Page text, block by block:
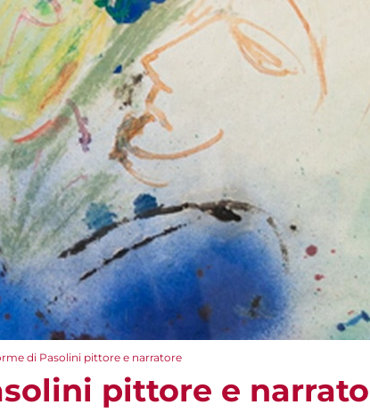
di Pasolini pittore e narratore
pittore e